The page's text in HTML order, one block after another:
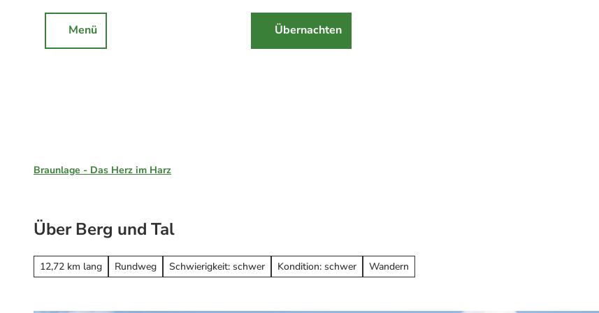
Menü
Sankt Andreasberg
Hohegeiß
Nationalpark Harz
Erleben
Alle Erlebnisse
Wandern
Übernachten
Braunlage - Das Herz im Harz
Über Berg und Tal
12,72 km lang Rundweg Schwierigkeit: schwer Kondition: schwer Wandern